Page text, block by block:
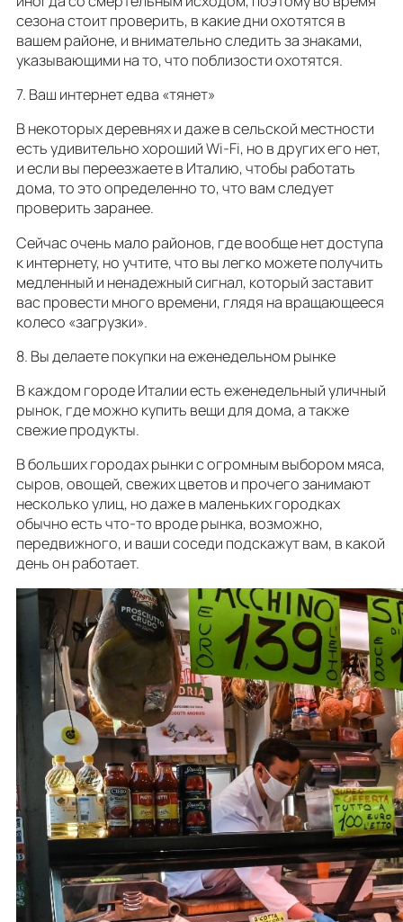
сезона стоит проверить, в какие дни охотятся в
вашем районе, и внимательно следить за знаками,
указывающими на то, что поблизости охотятся.
7. Ваш интернет едва «тянет»
В некоторых деревнях и даже в сельской местности
есть удивительно хороший Wi-Fi, но в других его нет,
и если вы переезжаете в Италию, чтобы работать
дома, то это определенно то, что вам следует
проверить заранее.
Сейчас очень мало районов, где вообще нет доступа
к интернету, но учтите, что вы легко можете получить
медленный и ненадежный сигнал, который заставит
вас провести много времени, глядя на вращающееся
колесо «загрузки».
8. Вы делаете покупки на еженедельном рынке
В каждом городе Италии есть еженедельный уличный
рынок, где можно купить вещи для дома, а также
свежие продукты.
В больших городах рынки с огромным выбором мяса,
сыров, овощей, свежих цветов и прочего занимают
несколько улиц, но даже в маленьких городках
обычно есть что-то вроде рынка, возможно,
передвижного, и ваши соседи подскажут вам, в какой
день он работает.